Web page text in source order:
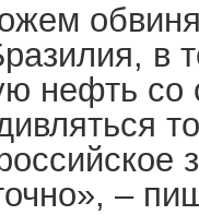
в
нефть
–